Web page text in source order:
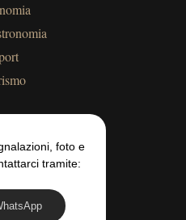
foto e
tramite: